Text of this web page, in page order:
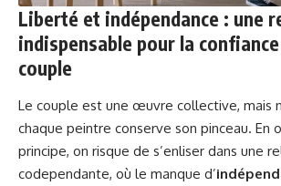
Liberté et indépendance : une
indispensable pour la
couple
Le couple est une œuvre collective, mais
chaque peintre conserve son pinceau. En
principe, on risque de s’enliser dans une
codependante, où le manque d’